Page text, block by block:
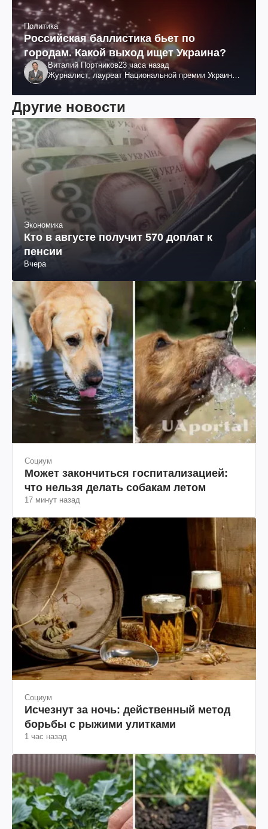
Политика
Российская баллистика бьет по
городам. Какой выход ищет Украина?
Виталий Портников23 часа назад
Журналист, лауреат Национальной премии Украины
Другие новости
Экономика
Кто в августе получит 570 доплат к
пенсии
Вчера
Социум
Может закончиться госпитализацией:
что нельзя делать собакам летом
17 минут назад
Социум
Исчезнут за ночь: действенный метод
борьбы с рыжими улитками
1 час назад